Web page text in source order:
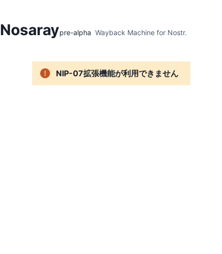
Nosaraypre-alpha Wayback Machine for Nostr.
NIP-07拡張機能が利用できません